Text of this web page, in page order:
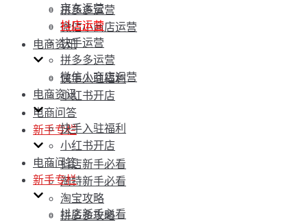
拼多多运营
微信小商店运营
电商资讯
快手入驻福利
小红书开店
电商问答
新手专栏
抖店新手必看
淘特新手必看
淘宝攻略
拼多多攻略
京东运营
抖店运营
快手运营
拼多多运营
微信小商店运营
电商资讯
快手入驻福利
小红书开店
电商问答
新手专栏
抖店新手必看